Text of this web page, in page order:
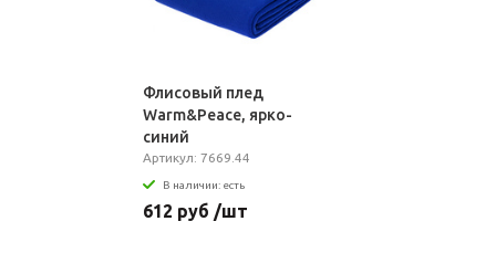
Флисовый плед
Warm&Peace, ярко-
синий
Артикул: 7669.44
В наличии: есть
612 руб /шт